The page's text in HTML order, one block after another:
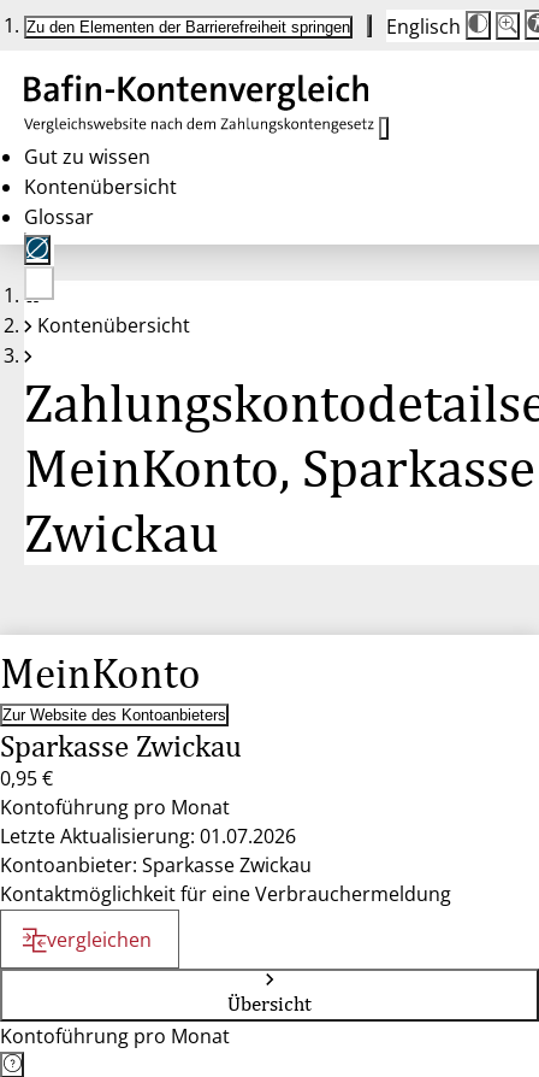
Zu den Elementen der Barrierefreiheit springen Englisch
Die
auf
100
100
Gut zu wissen
Kontenübersicht
Glossar
Keine
Konten
Kontenübersicht
MeinKonto, Sparkasse
Zwickau
MeinKonto
Zur Website des Kontoanbieters
Sparkasse Zwickau
0,95 €
Kontoführung pro Monat
Letzte Aktualisierung: 01.07.2026
Kontoanbieter: Sparkasse Zwickau
Kontaktmöglichkeit für eine Verbrauchermeldung
vergleichen
Übersicht
Kontoführung pro Monat